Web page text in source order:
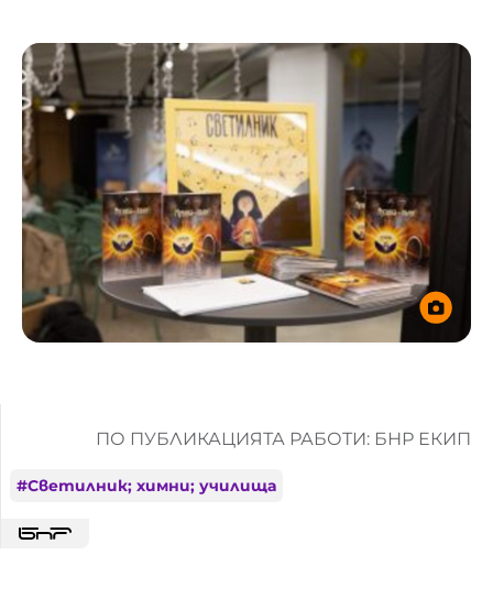
ПО ПУБЛИКАЦИЯТА РАБОТИ: БНР ЕКИП
#Светилник; химни; училища